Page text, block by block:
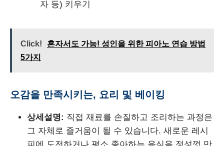
자 등) 키우기
Click!
혼자서도 가능! 성인을 위한 피아노 연습 방법
5가지
오감을 만족시키는, 요리 및 베이킹
상세설명: 직접 재료를 손질하고 조리하는 과정은
그 자체로 즐거움이 될 수 있습니다. 새로운 레시